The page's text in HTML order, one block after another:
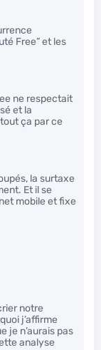
Free” et les
ne respectait
et la
ça par ce
la surtaxe
Et il se
mobile et fixe
notre
j’affirme
je n’aurais pas
analyse